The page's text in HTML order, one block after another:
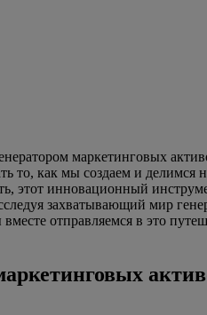
маркетинговых
то, как мы создаем и делимся
этот инновационный
захватывающий мир
отправляемся в это